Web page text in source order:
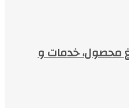
محصول، خدمات و